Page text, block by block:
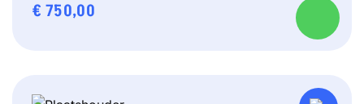
€ 750,00